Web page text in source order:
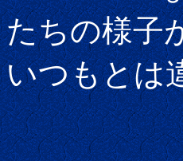
たちの様子
いつもと